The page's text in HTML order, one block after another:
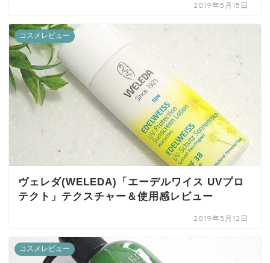
2019年5月15日
コスメレビュー
ヴェレダ(WELEDA)「エーデルワイス UVプロ
テクト」テクスチャー＆使用感レビュー
2019年5月12日
コスメレビュー